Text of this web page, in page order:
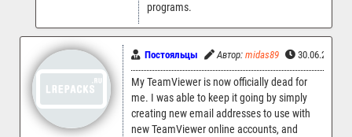
programs.
Постояльцы Автор: midas89 30.06.2025
My TeamViewer is now officially dead for
me. I was able to keep it going by simply
creating new email addresses to use with
new TeamViewer online accounts, and